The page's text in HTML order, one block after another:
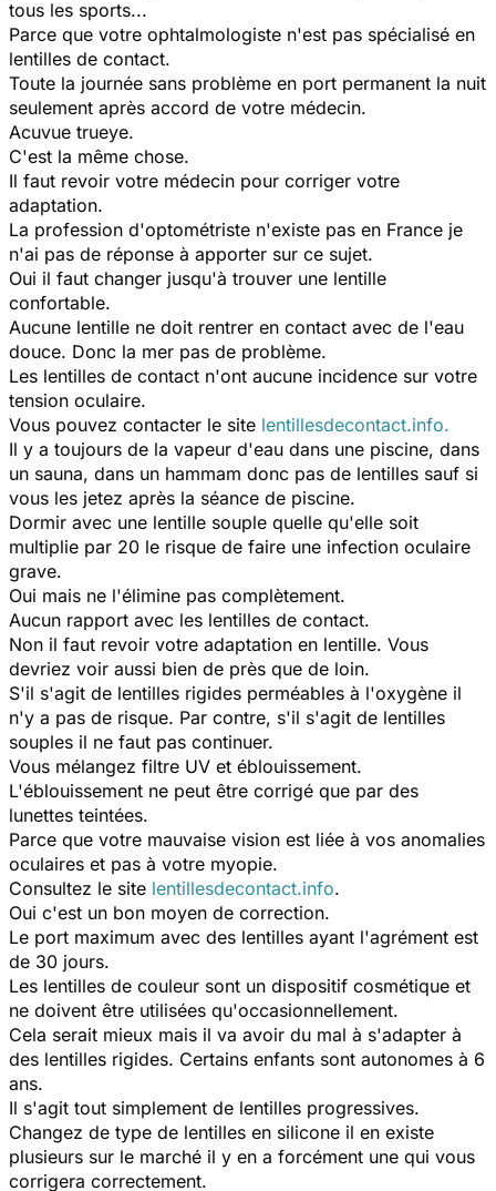
tous les sports...
Parce que votre ophtalmologiste n'est pas spécialisé en
lentilles de contact.
Toute la journée sans problème en port permanent la nuit
seulement après accord de votre médecin.
Acuvue trueye.
C'est la même chose.
Il faut revoir votre médecin pour corriger votre
adaptation.
La profession d'optométriste n'existe pas en France je
n'ai pas de réponse à apporter sur ce sujet.
Oui il faut changer jusqu'à trouver une lentille
confortable.
Aucune lentille ne doit rentrer en contact avec de l'eau
douce. Donc la mer pas de problème.
Les lentilles de contact n'ont aucune incidence sur votre
tension oculaire.
Vous pouvez contacter le site lentillesdecontact.info.
Il y a toujours de la vapeur d'eau dans une piscine, dans
un sauna, dans un hammam donc pas de lentilles sauf si
vous les jetez après la séance de piscine.
Dormir avec une lentille souple quelle qu'elle soit
multiplie par 20 le risque de faire une infection oculaire
grave.
Oui mais ne l'élimine pas complètement.
Aucun rapport avec les lentilles de contact.
Non il faut revoir votre adaptation en lentille. Vous
devriez voir aussi bien de près que de loin.
S'il s'agit de lentilles rigides perméables à l'oxygène il
n'y a pas de risque. Par contre, s'il s'agit de lentilles
souples il ne faut pas continuer.
Vous mélangez filtre UV et éblouissement.
L'éblouissement ne peut être corrigé que par des
lunettes teintées.
Parce que votre mauvaise vision est liée à vos anomalies
oculaires et pas à votre myopie.
Consultez le site lentillesdecontact.info.
Oui c'est un bon moyen de correction.
Le port maximum avec des lentilles ayant l'agrément est
de 30 jours.
Les lentilles de couleur sont un dispositif cosmétique et
ne doivent être utilisées qu'occasionnellement.
Cela serait mieux mais il va avoir du mal à s'adapter à
des lentilles rigides. Certains enfants sont autonomes à 6
ans.
Il s'agit tout simplement de lentilles progressives.
Changez de type de lentilles en silicone il en existe
plusieurs sur le marché il y en a forcément une qui vous
corrigera correctement.